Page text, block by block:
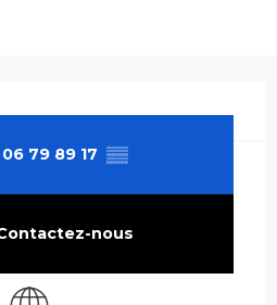
favoris
06 79 89 17 ▒▒
nous